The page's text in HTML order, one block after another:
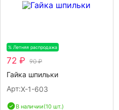
% Летняя распродажа
72 ₽ 90 ₽
Гайка шпильки
Арт:X-1-603
В наличии(10 шт.)